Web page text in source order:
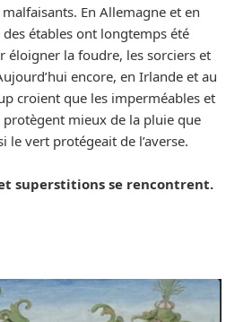
En Allemagne et en
étables ont longtemps été
éloigner la foudre, les sorciers et
encore, en Irlande et au
croient que les imperméables et
protègent mieux de la pluie que
le vert protégeait de l’averse.
superstitions se rencontrent.